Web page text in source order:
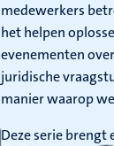
medewerkers
het helpen
evenementen
juridische
manier waarop
Deze serie brengt